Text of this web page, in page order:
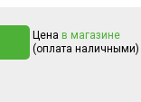
Цена в магазине
(оплата наличными)